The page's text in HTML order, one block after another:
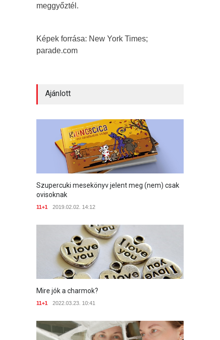
meggyőztél.
Képek forrása: New York Times;
parade.com
Ajánlott
Szupercuki mesekönyv jelent meg (nem) csak
ovisoknak
11+1 2019.02.02. 14:12
Mire jók a charmok?
11+1 2022.03.23. 10:41